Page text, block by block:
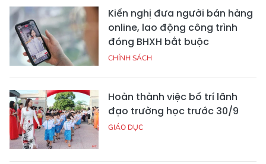
Kiến nghị đưa người bán hàng
online, lao động công trình
đóng BHXH bắt buộc
CHÍNH SÁCH
Hoàn thành việc bố trí lãnh
đạo trường học trước 30/9
GIÁO DỤC